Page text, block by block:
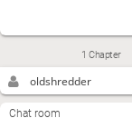
1 Chapter
oldshredder
Chat room